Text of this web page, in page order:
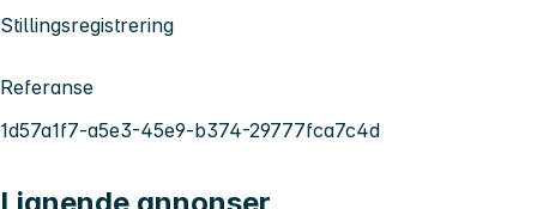
Stillingsregistrering
Referanse
1d57a1f7-a5e3-45e9-b374-29777fca7c4d